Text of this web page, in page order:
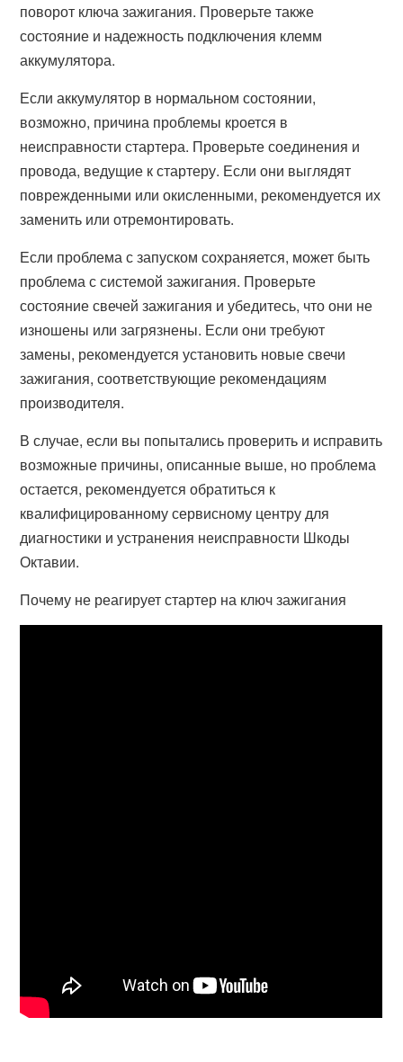
поворот ключа зажигания. Проверьте также
состояние и надежность подключения клемм
аккумулятора.
Если аккумулятор в нормальном состоянии,
возможно, причина проблемы кроется в
неисправности стартера. Проверьте соединения и
провода, ведущие к стартеру. Если они выглядят
поврежденными или окисленными, рекомендуется их
заменить или отремонтировать.
Если проблема с запуском сохраняется, может быть
проблема с системой зажигания. Проверьте
состояние свечей зажигания и убедитесь, что они не
изношены или загрязнены. Если они требуют
замены, рекомендуется установить новые свечи
зажигания, соответствующие рекомендациям
производителя.
В случае, если вы попытались проверить и исправить
возможные причины, описанные выше, но проблема
остается, рекомендуется обратиться к
квалифицированному сервисному центру для
диагностики и устранения неисправности Шкоды
Октавии.
Почему не реагирует стартер на ключ зажигания